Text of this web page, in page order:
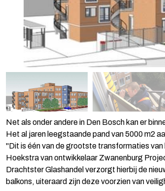
Net als onder andere in Den Bosch kan er
Het al jaren leegstaande pand van 5000 m2
"Dit is één van de grootste transformaties
Hoekstra van ontwikkelaar Zwanenburg
Drachtster Glashandel verzorgt hierbij de
balkons, uiteraard zijn deze voorzien van